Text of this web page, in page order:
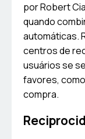
por Robert
quando
automáticas.
centros de
usuários se
favores,
compra.